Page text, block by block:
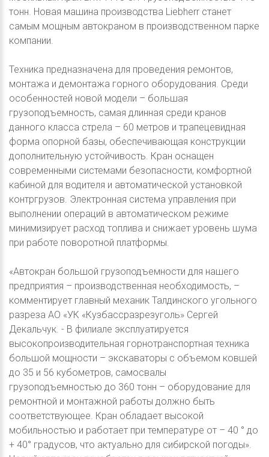
тонн. Новая машина производства Liebherr станет
самым мощным автокраном в производственном парке
компании.
Техника предназначена для проведения ремонтов,
монтажа и демонтажа горного оборудования. Среди
особенностей новой модели – большая
грузоподъемность, самая длинная среди кранов
данного класса стрела – 60 метров и трапецевидная
форма опорной базы, обеспечивающая конструкции
дополнительную устойчивость. Кран оснащен
современными системами безопасности, комфортной
кабиной для водителя и автоматической установкой
контргрузов. Электронная система управления при
выполнении операций в автоматическом режиме
минимизирует расход топлива и снижает уровень шума
при работе поворотной платформы.
«Автокран большой грузоподъемности для нашего
предприятия – производственная необходимость, –
комментирует главный механик Талдинского угольного
разреза АО «УК «Кузбассразрезуголь» Сергей
Декальчук. - В филиале эксплуатируется
высокопроизводительная горнотранспортная техника
большой мощности – экскаваторы с объемом ковшей
до 35 и 56 кубометров, самосвалы
грузоподъемностью до 360 тонн – оборудование для
ремонтной и монтажной работы должно быть
соответствующее. Кран обладает высокой
мобильностью и работает при температуре от – 40 ° до
+ 40° градусов, что актуально для сибирской погоды».